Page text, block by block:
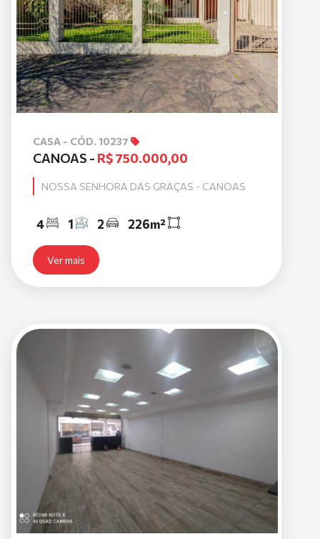
CASA - CÓD. 10237
CANOAS - R$ 750.000,00
NOSSA SENHORA DAS GRAÇAS - CANOAS
4 1 2 226m²
Ver mais